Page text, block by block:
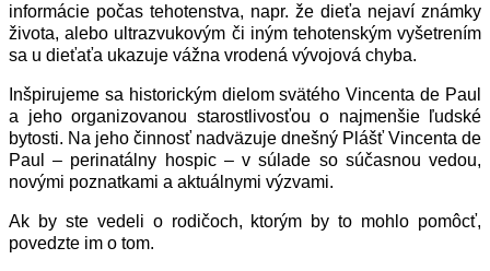
informácie počas tehotenstva, napr. že dieťa nejaví známky
života, alebo ultrazvukovým či iným tehotenským vyšetrením
sa u dieťaťa ukazuje vážna vrodená vývojová chyba.
Inšpirujeme sa historickým dielom svätého Vincenta de Paul
a jeho organizovanou starostlivosťou o najmenšie ľudské
bytosti. Na jeho činnosť nadväzuje dnešný Plášť Vincenta de
Paul – perinatálny hospic – v súlade so súčasnou vedou,
novými poznatkami a aktuálnymi výzvami.
Ak by ste vedeli o rodičoch, ktorým by to mohlo pomôcť,
povedzte im o tom.